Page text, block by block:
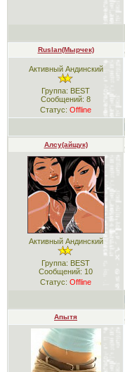
Ruslan(Мырчек)
Активный Андинский
Группа: BEST
Сообщений: 8
Статус: Offline
Алсу(айщук)
Активный Андинский
Группа: BEST
Сообщений: 10
Статус: Offline
Апытя